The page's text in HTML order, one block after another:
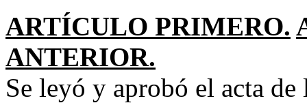
ARTÍCULO PRIMERO.
ANTERIOR.
Se leyó y aprobó el acta